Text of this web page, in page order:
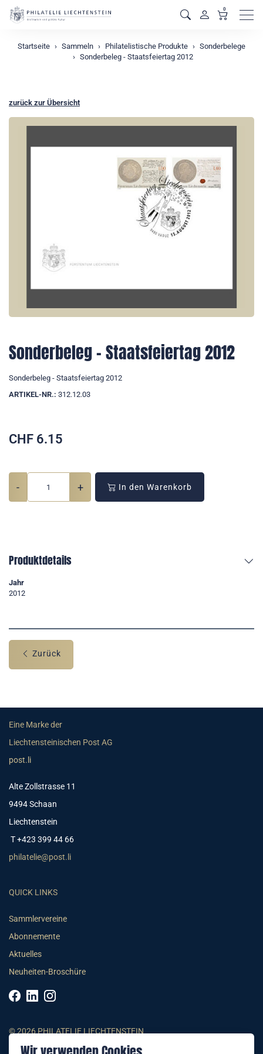
0
Startseite Sammeln Philatelistische Produkte
Sonderbelege
Sonderbeleg - Staatsfeiertag 2012
zurück zur Übersicht
Sonderbeleg - Staatsfeiertag 2012
Sonderbeleg - Staatsfeiertag 2012
ARTIKEL-NR.: 312.12.03
CHF 6.15
- + In den Warenkorb
Produktdetails
Jahr
2012
Zurück
Eine Marke der
Liechtensteinischen Post AG
post.li
Alte Zollstrasse 11
9494 Schaan
Liechtenstein
T +423 399 44 66
philatelie@post.li
QUICK LINKS
Sammlervereine
Abonnemente
Aktuelles
Neuheiten-Broschüre
© 2026 PHILATELIE LIECHTENSTEIN